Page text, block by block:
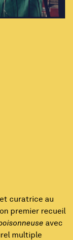
curatrice au
premier recueil
avec
multiple